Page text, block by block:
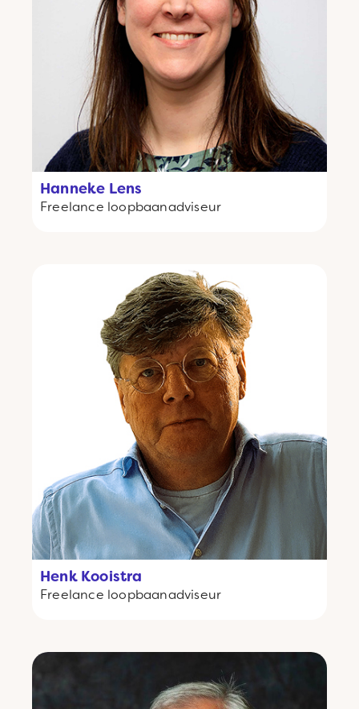
Hanneke Lens
Freelance loopbaanadviseur
Henk Kooistra
Freelance loopbaanadviseur